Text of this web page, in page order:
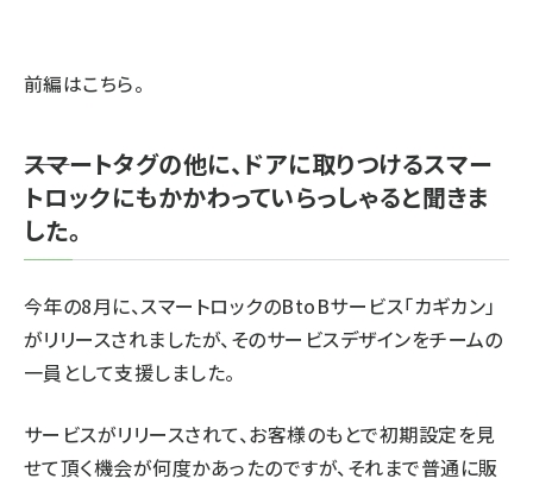
前編はこちら。
――スマートタグの他に、ドアに取りつけるスマー
トロックにもかかわっていらっしゃると聞きま
した。
今年の8月に、スマートロックのBtoBサービス「カギカン」
がリリースされましたが、そのサービスデザインをチームの
一員として支援しました。
サービスがリリースされて、お客様のもとで初期設定を見
せて頂く機会が何度かあったのですが、それまで普通に販